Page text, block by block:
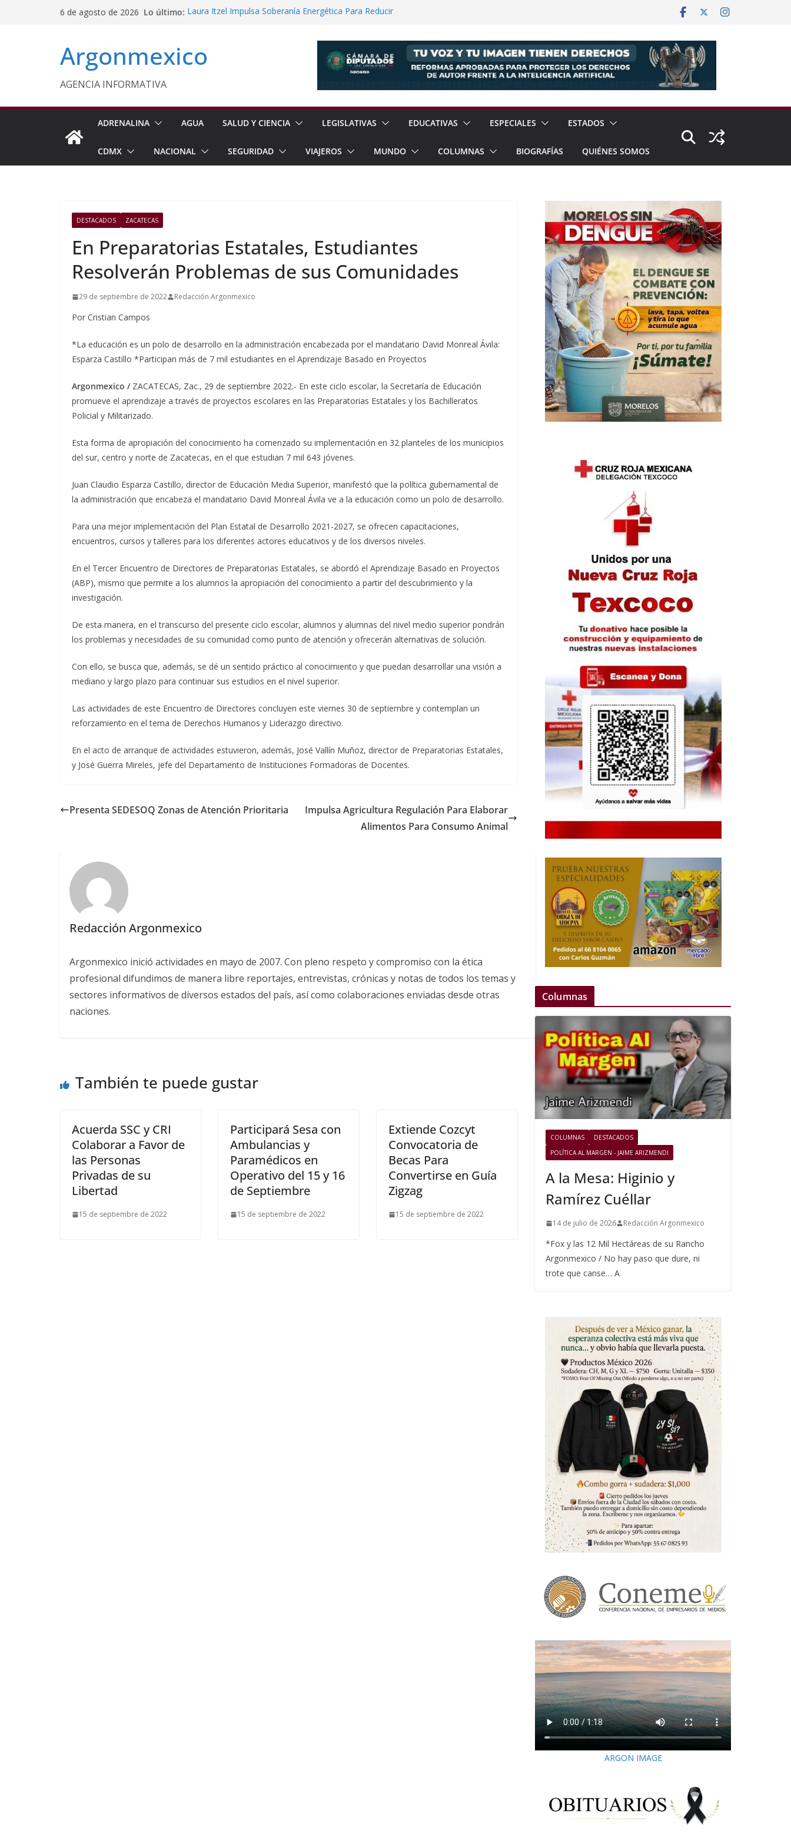
6 de agosto de 2026 Lo último: Laura Itzel Impulsa Soberanía Energética Para Reducir
Conagua Refuerza Seguridad Física en Presas Estratégicas de
Kenia López Respalda Fracking Para Fortalecer Soberanía
Energética
Argonmexico
AGENCIA INFORMATIVA
ADRENALINA AGUA SALUD Y CIENCIA LEGISLATIVAS EDUCATIVAS ESPECIALES ESTADOS
CDMX NACIONAL SEGURIDAD VIAJEROS MUNDO COLUMNAS BIOGRAFÍAS QUIÉNES SOMOS
DESTACADOS ZACATECAS
En Preparatorias Estatales, Estudiantes
Resolverán Problemas de sus Comunidades
29 de septiembre de 2022 Redacción Argonmexico
Por Cristian Campos
*La educación es un polo de desarrollo en la administración encabezada por el mandatario David Monreal Ávila:
Esparza Castillo *Participan más de 7 mil estudiantes en el Aprendizaje Basado en Proyectos
Argonmexico / ZACATECAS, Zac., 29 de septiembre 2022.- En este ciclo escolar, la Secretaría de Educación
promueve el aprendizaje a través de proyectos escolares en las Preparatorias Estatales y los Bachilleratos
Policial y Militarizado.
Esta forma de apropiación del conocimiento ha comenzado su implementación en 32 planteles de los municipios
del sur, centro y norte de Zacatecas, en el que estudian 7 mil 643 jóvenes.
Juan Claudio Esparza Castillo, director de Educación Media Superior, manifestó que la política gubernamental de
la administración que encabeza el mandatario David Monreal Ávila ve a la educación como un polo de desarrollo.
Para una mejor implementación del Plan Estatal de Desarrollo 2021-2027, se ofrecen capacitaciones,
encuentros, cursos y talleres para los diferentes actores educativos y de los diversos niveles.
En el Tercer Encuentro de Directores de Preparatorias Estatales, se abordó el Aprendizaje Basado en Proyectos
(ABP), mismo que permite a los alumnos la apropiación del conocimiento a partir del descubrimiento y la
investigación.
De esta manera, en el transcurso del presente ciclo escolar, alumnos y alumnas del nivel medio superior pondrán
los problemas y necesidades de su comunidad como punto de atención y ofrecerán alternativas de solución.
Con ello, se busca que, además, se dé un sentido práctico al conocimiento y que puedan desarrollar una visión a
mediano y largo plazo para continuar sus estudios en el nivel superior.
Las actividades de este Encuentro de Directores concluyen este viernes 30 de septiembre y contemplan un
reforzamiento en el tema de Derechos Humanos y Liderazgo directivo.
En el acto de arranque de actividades estuvieron, además, José Vallín Muñoz, director de Preparatorias Estatales,
y José Guerra Mireles, jefe del Departamento de Instituciones Formadoras de Docentes.
Presenta SEDESOQ Zonas de Atención Prioritaria
Impulsa Agricultura Regulación Para Elaborar
Alimentos Para Consumo Animal
Redacción Argonmexico
Argonmexico inició actividades en mayo de 2007. Con pleno respeto y compromiso con la ética
profesional difundimos de manera libre reportajes, entrevistas, crónicas y notas de todos los temas y
sectores informativos de diversos estados del país, así como colaboraciones enviadas desde otras
naciones.
También te puede gustar
Acuerda SSC y CRI
Colaborar a Favor de
las Personas
Privadas de su
Libertad
15 de septiembre de 2022
Participará Sesa con
Ambulancias y
Paramédicos en
Operativo del 15 y 16
de Septiembre
15 de septiembre de 2022
Extiende Cozcyt
Convocatoria de
Becas Para
Convertirse en Guía
Zigzag
15 de septiembre de 2022
Columnas
COLUMNAS
DESTACADOS
POLÍTICA AL MARGEN - JAIME ARIZMENDI
A la Mesa: Higinio y
Ramírez Cuéllar
14 de julio de 2026 Redacción Argonmexico
*Fox y las 12 Mil Hectáreas de su Rancho
Argonmexico / No hay paso que dure, ni
trote que canse… A
ARGON IMAGE